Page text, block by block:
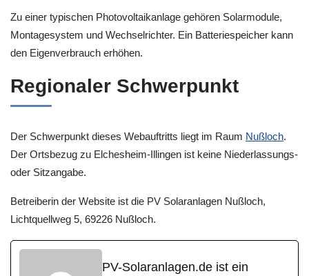
Zu einer typischen Photovoltaikanlage gehören Solarmodule,
Montagesystem und Wechselrichter. Ein Batteriespeicher kann
den Eigenverbrauch erhöhen.
Regionaler Schwerpunkt
Der Schwerpunkt dieses Webauftritts liegt im Raum Nußloch.
Der Ortsbezug zu Elchesheim-Illingen ist keine Niederlassungs-
oder Sitzangabe.
Betreiberin der Website ist die PV Solaranlagen Nußloch,
Lichtquellweg 5, 69226 Nußloch.
PV-Solaranlagen.de ist ein